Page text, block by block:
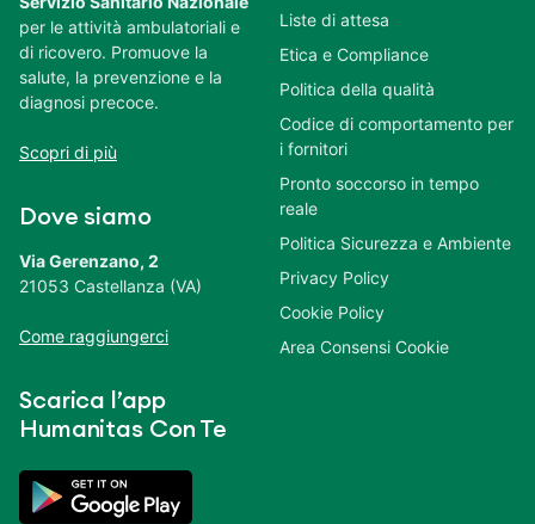
per le attività ambulatoriali e
di ricovero. Promuove la
salute, la prevenzione e la
diagnosi precoce.
Scopri di più
Dove siamo
Via Gerenzano, 2
21053 Castellanza (VA)
Come raggiungerci
Scarica l’app
Humanitas Con Te
Liste di attesa
Etica e Compliance
Politica della qualità
Codice di comportamento per
i fornitori
Pronto soccorso in tempo
reale
Politica Sicurezza e Ambiente
Privacy Policy
Cookie Policy
Area Consensi Cookie